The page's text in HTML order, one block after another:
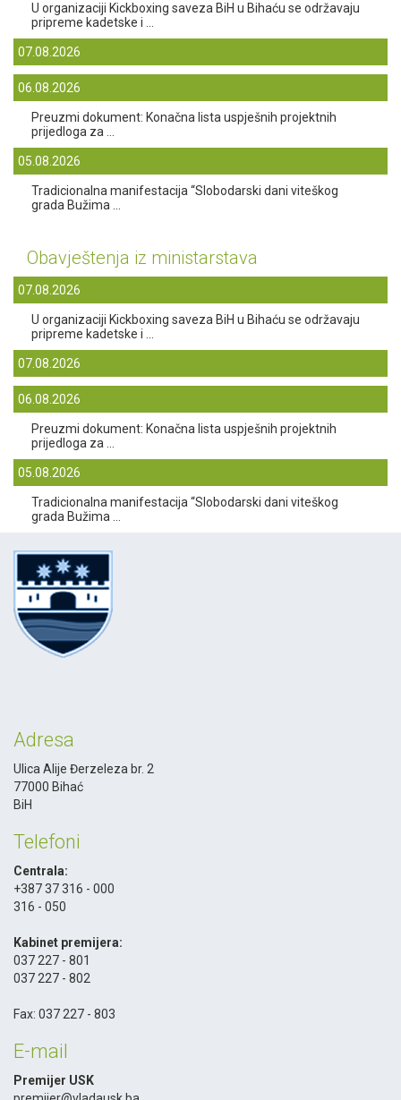
U organizaciji Kickboxing saveza BiH u Bihaću se održavaju
pripreme kadetske i ...
07.08.2026
06.08.2026
Preuzmi dokument: Konačna lista uspješnih projektnih
prijedloga za ...
05.08.2026
Tradicionalna manifestacija “Slobodarski dani viteškog
grada Bužima ...
Obavještenja iz ministarstava
07.08.2026
U organizaciji Kickboxing saveza BiH u Bihaću se održavaju
pripreme kadetske i ...
07.08.2026
06.08.2026
Preuzmi dokument: Konačna lista uspješnih projektnih
prijedloga za ...
05.08.2026
Tradicionalna manifestacija “Slobodarski dani viteškog
grada Bužima ...
Adresa
Ulica Alije Đerzeleza br. 2
77000 Bihać
BiH
Telefoni
Centrala:
+387 37 316 - 000
316 - 050
Kabinet premijera:
037 227 - 801
037 227 - 802
Fax: 037 227 - 803
E-mail
Premijer USK